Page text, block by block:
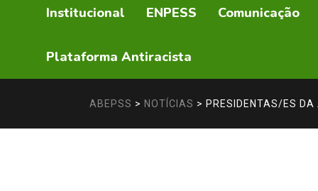
Institucional ENPESS Comunicação
Plataforma Antiracista
ABEPSS > NOTÍCIAS > PRESIDENTAS/ES